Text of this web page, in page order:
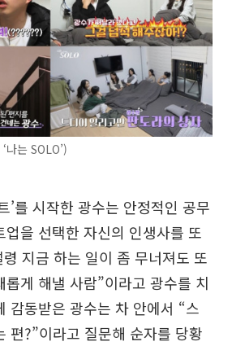
는 SOLO’)
’를 시작한 광수는 안정적인 공무
을 선택한 자신의 인생사를 또
지금 하는 일이 좀 무너져도 또
게 해낼 사람”이라고 광수를 치
감동받은 광수는 차 안에서 “스
편?”이라고 질문해 순자를 당황